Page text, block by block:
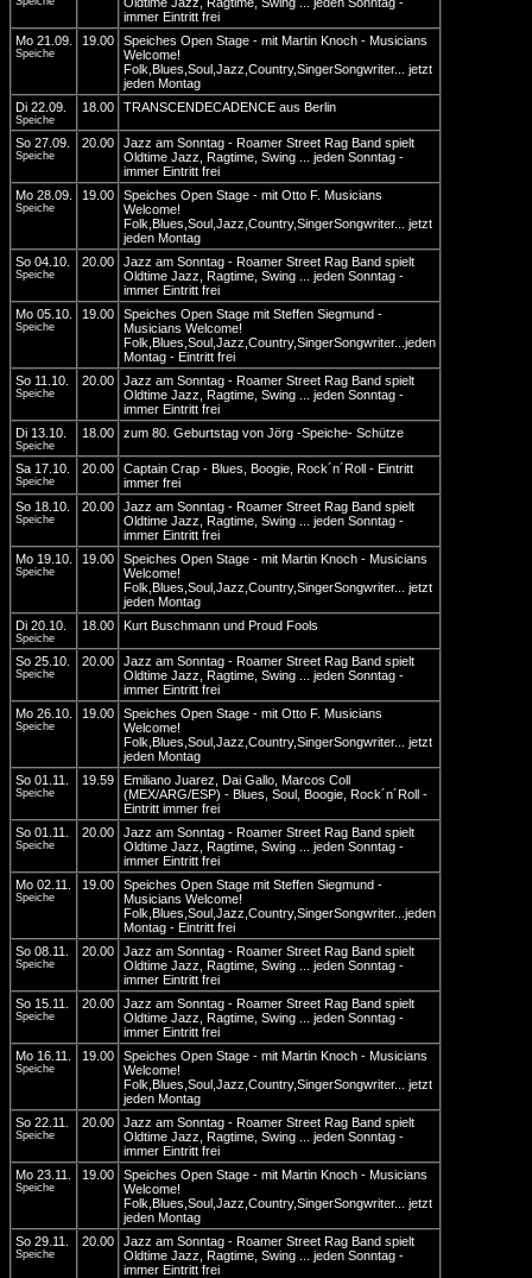
immer Eintritt frei
Mo 21.09.
Speiche
19.00
Speiches Open Stage - mit Martin Knoch - Musicians
Welcome!
Folk,Blues,Soul,Jazz,Country,SingerSongwriter... jetzt
jeden Montag
Di 22.09.
Speiche
18.00 TRANSCENDECADENCE aus Berlin
So 27.09.
Speiche
20.00
Jazz am Sonntag - Roamer Street Rag Band spielt
Oldtime Jazz, Ragtime, Swing ... jeden Sonntag -
immer Eintritt frei
Mo 28.09.
Speiche
19.00
Speiches Open Stage - mit Otto F. Musicians
Welcome!
Folk,Blues,Soul,Jazz,Country,SingerSongwriter... jetzt
jeden Montag
So 04.10.
Speiche
20.00
Jazz am Sonntag - Roamer Street Rag Band spielt
Oldtime Jazz, Ragtime, Swing ... jeden Sonntag -
immer Eintritt frei
Mo 05.10.
Speiche
19.00
Speiches Open Stage mit Steffen Siegmund -
Musicians Welcome!
Folk,Blues,Soul,Jazz,Country,SingerSongwriter...jeden
Montag - Eintritt frei
So 11.10.
Speiche
20.00
Jazz am Sonntag - Roamer Street Rag Band spielt
Oldtime Jazz, Ragtime, Swing ... jeden Sonntag -
immer Eintritt frei
Di 13.10.
Speiche
18.00 zum 80. Geburtstag von Jörg -Speiche- Schütze
Sa 17.10.
Speiche
20.00
Captain Crap - Blues, Boogie, Rock´n´Roll - Eintritt
immer frei
So 18.10.
Speiche
20.00
Jazz am Sonntag - Roamer Street Rag Band spielt
Oldtime Jazz, Ragtime, Swing ... jeden Sonntag -
immer Eintritt frei
Mo 19.10.
Speiche
19.00
Speiches Open Stage - mit Martin Knoch - Musicians
Welcome!
Folk,Blues,Soul,Jazz,Country,SingerSongwriter... jetzt
jeden Montag
Di 20.10.
Speiche
18.00 Kurt Buschmann und Proud Fools
So 25.10.
Speiche
20.00
Jazz am Sonntag - Roamer Street Rag Band spielt
Oldtime Jazz, Ragtime, Swing ... jeden Sonntag -
immer Eintritt frei
Mo 26.10.
Speiche
19.00
Speiches Open Stage - mit Otto F. Musicians
Welcome!
Folk,Blues,Soul,Jazz,Country,SingerSongwriter... jetzt
jeden Montag
So 01.11.
Speiche
19.59
Emiliano Juarez, Dai Gallo, Marcos Coll
(MEX/ARG/ESP) - Blues, Soul, Boogie, Rock´n´Roll -
Eintritt immer frei
So 01.11.
Speiche
20.00
Jazz am Sonntag - Roamer Street Rag Band spielt
Oldtime Jazz, Ragtime, Swing ... jeden Sonntag -
immer Eintritt frei
Mo 02.11.
Speiche
19.00
Speiches Open Stage mit Steffen Siegmund -
Musicians Welcome!
Folk,Blues,Soul,Jazz,Country,SingerSongwriter...jeden
Montag - Eintritt frei
So 08.11.
Speiche
20.00
Jazz am Sonntag - Roamer Street Rag Band spielt
Oldtime Jazz, Ragtime, Swing ... jeden Sonntag -
immer Eintritt frei
So 15.11.
Speiche
20.00
Jazz am Sonntag - Roamer Street Rag Band spielt
Oldtime Jazz, Ragtime, Swing ... jeden Sonntag -
immer Eintritt frei
Mo 16.11.
Speiche
19.00
Speiches Open Stage - mit Martin Knoch - Musicians
Welcome!
Folk,Blues,Soul,Jazz,Country,SingerSongwriter... jetzt
jeden Montag
So 22.11.
Speiche
20.00
Jazz am Sonntag - Roamer Street Rag Band spielt
Oldtime Jazz, Ragtime, Swing ... jeden Sonntag -
immer Eintritt frei
Mo 23.11.
Speiche
19.00
Speiches Open Stage - mit Martin Knoch - Musicians
Welcome!
Folk,Blues,Soul,Jazz,Country,SingerSongwriter... jetzt
jeden Montag
So 29.11.
Speiche
20.00
Jazz am Sonntag - Roamer Street Rag Band spielt
Oldtime Jazz, Ragtime, Swing ... jeden Sonntag -
immer Eintritt frei